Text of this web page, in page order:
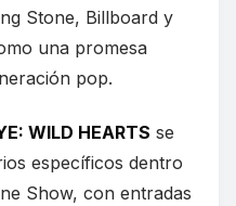
Stone, Billboard y
una promesa
pop.
WILD HEARTS se
específicos dentro
Show, con entradas